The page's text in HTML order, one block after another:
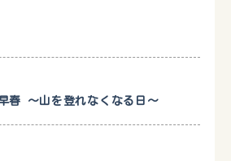
春 〜山を登れなくなる日〜